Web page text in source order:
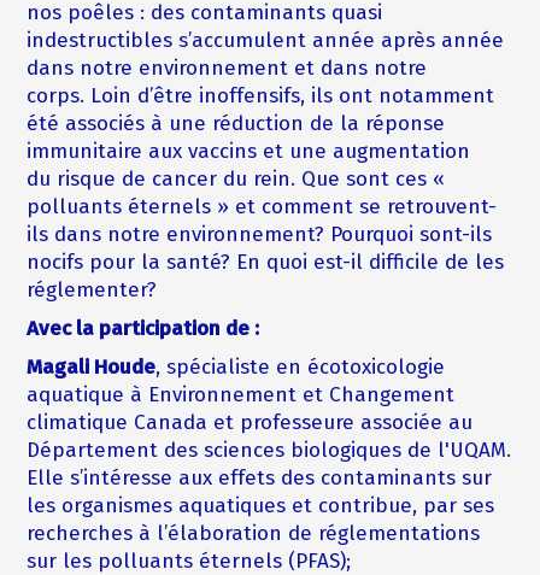
nos poêles : des contaminants quasi
indestructibles s’accumulent année après année
dans notre environnement et dans notre
corps. Loin d’être inoffensifs, ils ont notamment
été associés à une réduction de la réponse
immunitaire aux vaccins et une augmentation
du risque de cancer du rein. Que sont ces «
polluants éternels » et comment se retrouvent-
ils dans notre environnement? Pourquoi sont-ils
nocifs pour la santé? En quoi est-il difficile de les
réglementer?
Avec la participation de :
Magali Houde, spécialiste en écotoxicologie
aquatique à Environnement et Changement
climatique Canada et professeure associée au
Département des sciences biologiques de l'UQAM.
Elle s’intéresse aux effets des contaminants sur
les organismes aquatiques et contribue, par ses
recherches à l’élaboration de réglementations
sur les polluants éternels (PFAS);